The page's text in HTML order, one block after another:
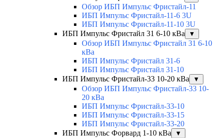
Обзор ИБП Импульс Фристайл-11
ИБП Импульс Фристайл-11-6 3U
ИБП Импульс Фристайл-11-10 3U
ИБП Импульс Фристайл 31 6-10 кВа
▼
Обзор ИБП Импульс Фристайл 31 6-10
кВа
ИБП Импульс Фристайл 31-6
ИБП Импульс Фристайл 31-10
ИБП Импульс Фристайл-33 10-20 кВа
▼
Обзор ИБП Импульс Фристайл-33 10-
20 кВа
ИБП Импульс Фристайл-33-10
ИБП Импульс Фристайл-33-15
ИБП Импульс Фристайл-33-20
ИБП Импульс Форвард 1-10 кВа
▼